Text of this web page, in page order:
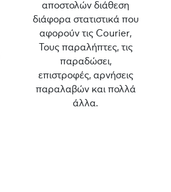
αποστολών διάθεση
διάφορα στατιστικά που
αφορούν τις Courier,
Τους παραλήπτες, τις
παραδώσει,
επιστροφές, αρνήσεις
παραλαβών και πολλά
άλλα.